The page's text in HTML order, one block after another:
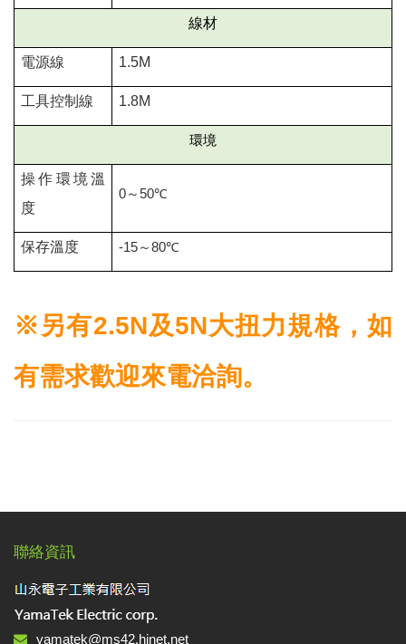
線材
電源線 1.5M
工具控制線 1.8M
環境
操作環境溫
度
0～50℃
保存溫度 -15～80℃
※另有2.5N及5N大扭力規格，如
有需求歡迎來電洽詢。
聯絡資訊
yamatek@ms42.hinet.net